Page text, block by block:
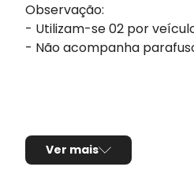
Observação:
- Utilizam-se 02 por
- Não acompanha
Ver mais